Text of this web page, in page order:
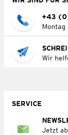
+43
Montag
Wir
SERVICE
Jetzt